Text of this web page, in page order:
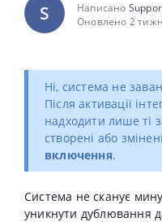
S Написано
Оновлено 2
Ні, система не
Після активації
надходити лише ті
створені або змінені
включення.
Система не сканує
уникнути дублювання